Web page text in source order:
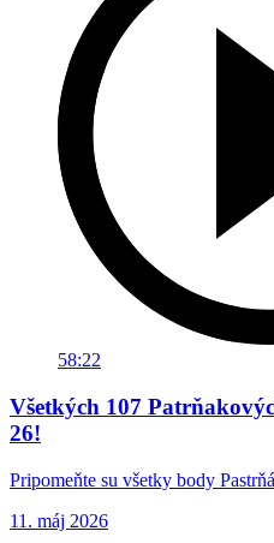
58:22
Všetkých 107
26!
Pripomeňte su všetky body
11. máj 2026